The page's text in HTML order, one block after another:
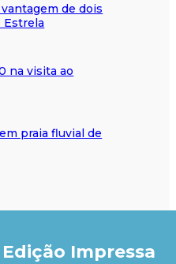
de dois
Estrela
na visita ao
praia fluvial de
Edição Impressa